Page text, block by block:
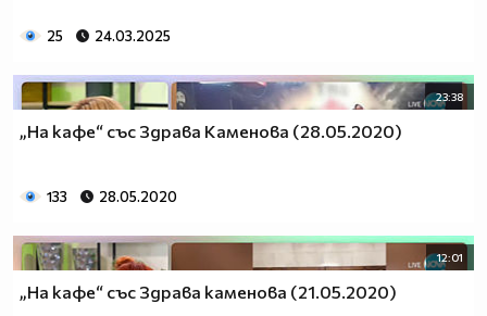
25 24.03.2025
23:38
„На кафе“ със Здрава Каменова (28.05.2020)
133 28.05.2020
12:01
„На кафе“ със Здрава каменова (21.05.2020)